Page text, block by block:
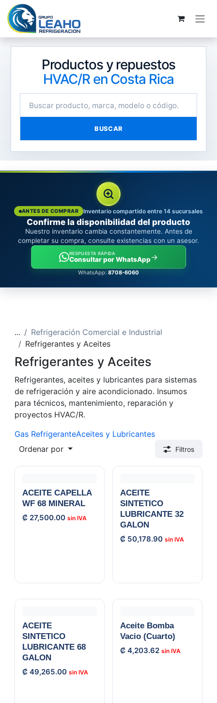
Ir al contenido
Productos y repuestos
HVAC/R en Costa Rica
BUSCAR
ANTES DE COMPRAR Inventario compartido entre 14 sucursales
Confirme la disponibilidad del producto
Nuestro inventario cambia constantemente. Antes de
completar su compra, consulte existencias con un asesor.
RESPUESTA RÁPIDA
Consultar por WhatsApp→
WhatsApp: 8708-6060
...
Refrigeración Comercial e Industrial
Refrigerantes y Aceites
Refrigerantes y Aceites
Refrigerantes, aceites y lubricantes para sistemas
de refrigeración y aire acondicionado. Insumos
para técnicos, mantenimiento, reparación y
proyectos HVAC/R.
Gas RefrigeranteAceites y Lubricantes
Ordenar por
Filtros
ACEITE CAPELLA
WF 68 MINERAL
₡ 27,500.00
ACEITE
SINTETICO
LUBRICANTE 32
GALON
₡ 50,178.90
ACEITE
SINTETICO
LUBRICANTE 68
GALON
₡ 49,265.00
Aceite Bomba
Vacio (Cuarto)
₡ 4,203.62